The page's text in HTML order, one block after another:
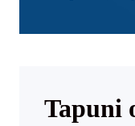
Tapuni